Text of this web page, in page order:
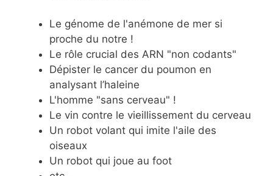
Le génome de l'anémone de mer si
proche du notre !
Le rôle crucial des ARN "non codants"
Dépister le cancer du poumon en
analysant l’haleine
L'homme "sans cerveau" !
Le vin contre le vieillissement du cerveau
Un robot volant qui imite l'aile des
oiseaux
Un robot qui joue au foot